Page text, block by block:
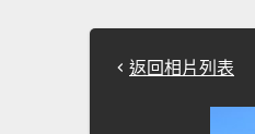
返回相片列表